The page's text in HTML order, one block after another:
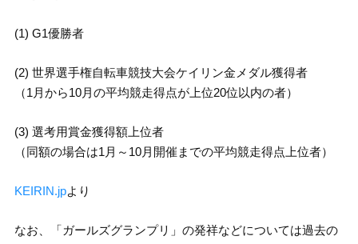
(1) G1優勝者
(2) 世界選手権自転車競技大会ケイリン金メダル獲得者
（1月から10月の平均競走得点が上位20位以内の者）
(3) 選考用賞金獲得額上位者
（同額の場合は1月～10月開催までの平均競走得点上位者）
KEIRIN.jpより
なお、「ガールズグランプリ」の発祥などについては過去の